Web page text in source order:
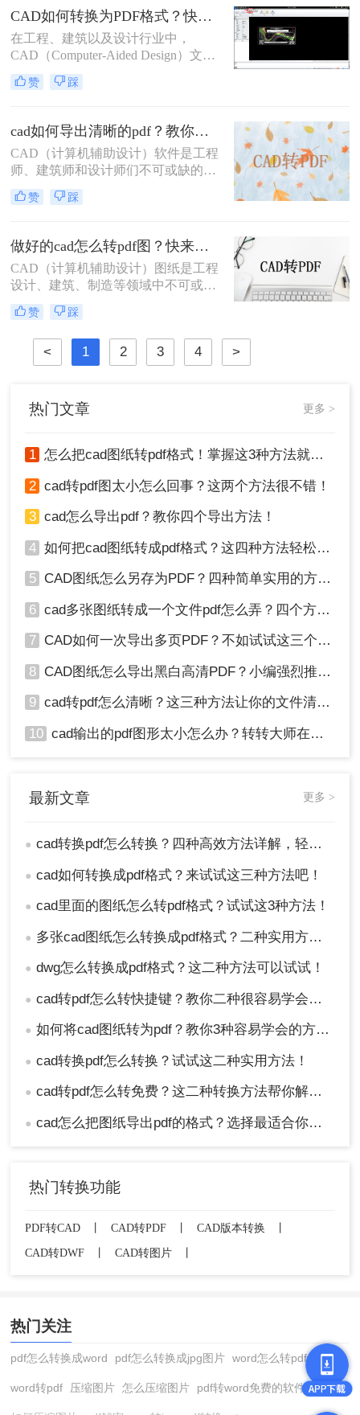
么样把cad批量转pdf文件呢？本文将
详细介绍几种将CAD文件批量转换为
PDF文件的方法，帮助用户高效完成
这一任务。
CAD如何转换为PDF格式？快来试试这三种方法吧！
在工程、建筑以及设计行业中，
CAD（Computer-Aided Design）文件
是存储和交流复杂设计信息的标准格
式。然而，PDF（Portable Document
易于分享的特点，在日常工作中也占
据着重要地位。因此，将CAD文件转
换为PDF格式，成为了许多专业人士
的必要技能。那么CAD如何转换为
PDF格式呢？本文将详细介绍几种常
用的CAD转PDF的方法，帮助您掌握
赞 踩
cad如何导出清晰的pdf？教你二个实用方法！
​CAD（计算机辅助设计）软件是工程
师、建筑师和设计师们不可或缺的工
具，而PDF（可移植文档格式）文件
则因其跨平台兼容性和内容稳定性，
择。将CAD图纸导出为清晰的PDF文
件，对于确保设计细节的准确传达和
在不同设备间的顺畅分享至关重要。
那么cad如何导出清晰的pdf呢？以下
将详细介绍几种将CAD文件导出为清
晰PDF的方法。
赞 踩
做好的cad怎么转pdf图？快来看看这三种方法！
CAD（计算机辅助设计）图纸是工程
设计、建筑、制造等领域中不可或缺
的重要文件。为了更方便地分享、查
看和打印这些图纸，许多用户会选择
将其转换为PDF（可移植文档格式）
图。那么做好的cad怎么转pdf图呢？
下面将详细介绍几种将CAD图纸转换
赞 踩
< 1 2 3 4 >
热门文章 更多 >
1 怎么把cad图纸转pdf格式！掌握这3种方法就可以
2 cad转pdf图太小怎么回事？这两个方法很不错！
3 cad怎么导出pdf？教你四个导出方法！
4 如何把cad图纸转成pdf格式？这四种方法轻松转换！
5 CAD图纸怎么另存为PDF？四种简单实用的方法推荐
6 cad多张图纸转成一个文件pdf怎么弄？四个方法帮你搞定！
7 CAD如何一次导出多页PDF？不如试试这三个方法！
8 CAD图纸怎么导出黑白高清PDF？小编强烈推荐这三种方法！
9 cad转pdf怎么清晰？这三种方法让你的文件清晰无比！
10 cad输出的pdf图形太小怎么办？转转大师在线搞定
最新文章 更多 >
● cad转换pdf怎么转换？四种高效方法详解，轻松搞定格式转换！
● cad如何转换成pdf格式？来试试这三种方法吧！
● cad里面的图纸怎么转pdf格式？试试这3种方法！
● 多张cad图纸怎么转换成pdf格式？二种实用方法详解！
● dwg怎么转换成pdf格式？这二种方法可以试试！
● cad转pdf怎么转快捷键？教你二种很容易学会的方法！
● 如何将cad图纸转为pdf？教你3种容易学会的方法!
● cad转换pdf怎么转换？试试这二种实用方法！
● cad转pdf怎么转免费？这二种转换方法帮你解决！
● cad怎么把图纸导出pdf的格式？选择最适合你的高效方法！
热门转换功能
PDF转CAD CAD转PDF CAD版本转换
CAD转DWF
CAD转图片
热门关注
pdf怎么转换成word pdf怎么转换成jpg图片 word怎么转pdf
word转pdf 压缩图片 怎么压缩图片 pdf转word免费的软件